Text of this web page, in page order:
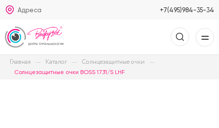
Адреса +7(495)984-35-34
Главная Каталог Солнцезащитные очки
Солнцезащитные очки BOSS 1731/S LHF